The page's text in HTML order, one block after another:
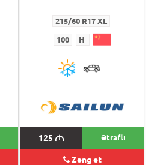
215/60 R17 XL
100 H
125 M Ətraflı
Zəng et